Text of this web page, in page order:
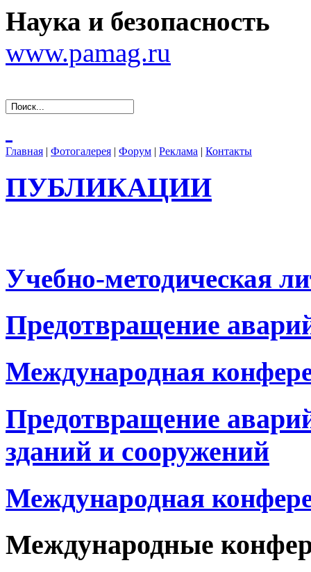
Наука и безопасность
www.pamag.ru
Главная | Фотогалерея | Форум | Реклама | Контакты
ПУБЛИКАЦИИ
Учебно-методическая
Предотвращение
Международная
Предотвращение
зданий и сооружений
Международная
Международные